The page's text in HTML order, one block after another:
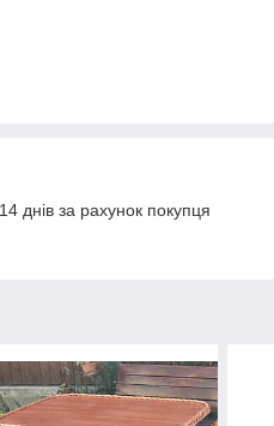
днів за рахунок покупця